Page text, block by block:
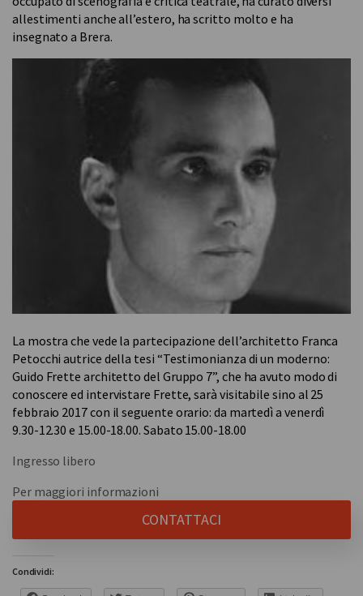
allestimenti anche all’estero, ha scritto molto e ha
insegnato a Brera.
La mostra che vede la partecipazione dell’architetto Franca
Petocchi autrice della tesi “Testimonianza di un moderno:
Guido Frette architetto del Gruppo 7”, che ha avuto modo di
conoscere ed intervistare Frette, sarà visitabile sino al 25
febbraio 2017 con il seguente orario: da martedì a venerdì
9.30-12.30 e 15.00-18.00. Sabato 15.00-18.00
Ingresso libero
Per maggiori informazioni
CONTATTACI
Condividi: